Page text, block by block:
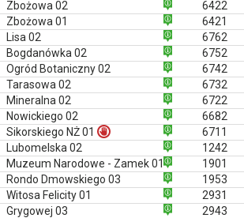
Zbożowa 02
6422
Zbożowa 01
6421
Lisa 02
6762
Bogdanówka 02
6752
Ogród Botaniczny 02
6742
Tarasowa 02
6732
Mineralna 02
6722
Nowickiego 02
6682
Sikorskiego NŻ 01
6711
Lubomelska 02
1242
Muzeum Narodowe - Zamek 01
1901
Rondo Dmowskiego 03
1953
Witosa Felicity 01
2931
Grygowej 03
2943